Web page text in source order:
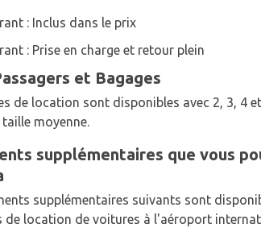
: Inclus dans le prix
: Prise en charge et retour plein
et Bagages
de location sont disponibles avec 2, 3, 4
taille moyenne.
supplémentaires que vous
supplémentaires suivants sont
de location de voitures à l'aéroport